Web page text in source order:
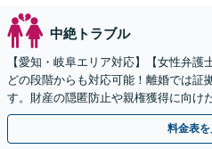
中絶トラブル
【愛知・岐阜エリア対応】【女性弁護
どの段階からも対応可能！離婚では証
す。財産の隠匿防止や親権獲得に向け
ェーズに応じたアドバイスを提供しま
料金表を